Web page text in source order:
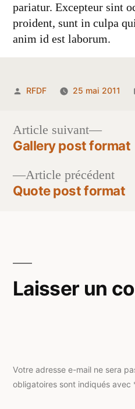
pariatur. Excepteur sint
proident, sunt in culpa
anim id est laborum.
Publié
RFDF 25 mai 2011
Navigation
deArticle précédent
Quote post format
Article suivant
Article
suivant
Gallery post format
Laisser un
Votre adresse e-mail ne sera
obligatoires sont indiqués avec